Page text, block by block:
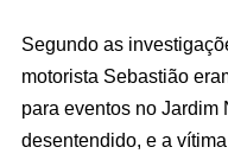
Segundo as
motorista Sebastião
para eventos no Jardim
desentendido, e a